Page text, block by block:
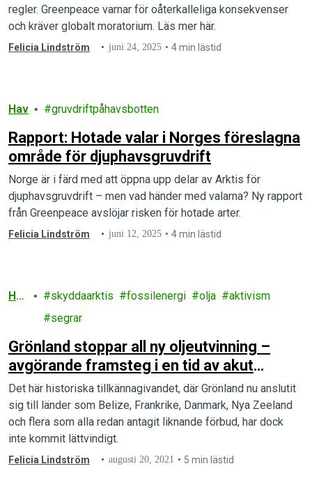
regler. Greenpeace varnar för oåterkalleliga konsekvenser
och kräver globalt moratorium. Läs mer här.
Felicia Lindström juni 24, 2025 4 min lästid
Hav gruvdriftpåhavsbotten
Rapport: Hotade valar i Norges föreslagna
område för djuphavsgruvdrift
Norge är i färd med att öppna upp delar av Arktis för
djuphavsgruvdrift – men vad händer med valarna? Ny rapport
från Greenpeace avslöjar risken för hotade arter.
Felicia Lindström juni 12, 2025 4 min lästid
Ha
skyddaarktis fossilenergi olja
aktivism
segrar
Grönland stoppar all ny oljeutvinning –
avgörande framsteg i en tid av akut
klimatkris
Det här historiska tillkännagivandet, där Grönland nu anslutit
sig till länder som Belize, Frankrike, Danmark, Nya Zeeland
och flera som alla redan antagit liknande förbud, har dock
inte kommit lättvindigt.
Felicia Lindström augusti 20, 2021 5 min lästid